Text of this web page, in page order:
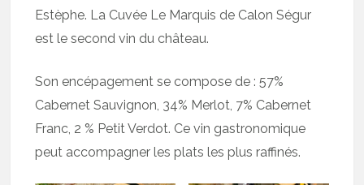
Estèphe. La Cuvée Le Marquis de Calon Ségur
est le second vin du château.
Son encépagement se compose de : 57%
Cabernet Sauvignon, 34% Merlot, 7% Cabernet
Franc, 2 % Petit Verdot. Ce vin gastronomique
peut accompagner les plats les plus raffinés.